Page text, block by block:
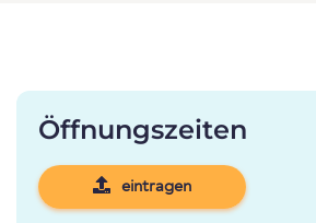
Öffnungszeiten
eintragen